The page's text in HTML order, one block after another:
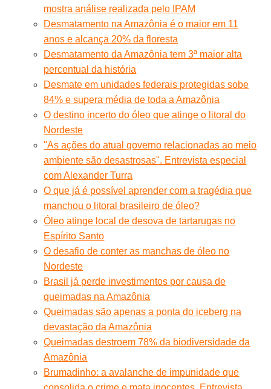
mostra análise realizada pelo IPAM
Desmatamento na Amazônia é o maior em 11
anos e alcança 20% da floresta
Desmatamento da Amazônia tem 3ª maior alta
percentual da história
Desmate em unidades federais protegidas sobe
84% e supera média de toda a Amazônia
O destino incerto do óleo que atinge o litoral do
Nordeste
"As ações do atual governo relacionadas ao meio
ambiente são desastrosas". Entrevista especial
com Alexander Turra
O que já é possível aprender com a tragédia que
manchou o litoral brasileiro de óleo?
Óleo atinge local de desova de tartarugas no
Espírito Santo
O desafio de conter as manchas de óleo no
Nordeste
Brasil já perde investimentos por causa de
queimadas na Amazônia
Queimadas são apenas a ponta do iceberg na
devastação da Amazônia
Queimadas destroem 78% da biodiversidade da
Amazônia
Brumadinho: a avalanche de impunidade que